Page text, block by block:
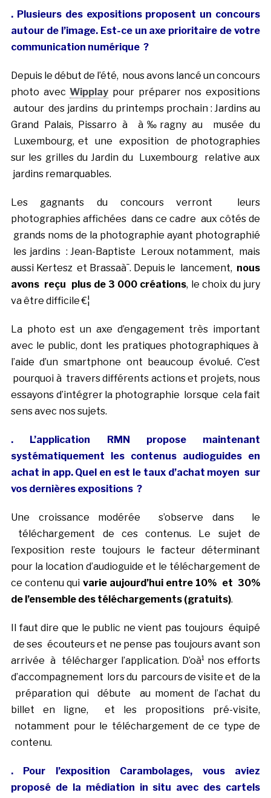
. Plusieurs des expositions proposent un concours
autour de l’image. Est-ce un axe prioritaire de votre
communication numérique ?
Depuis le début de l’été, nous avons lancé un concours
photo avec Wipplay pour préparer nos expositions
autour des jardins du printemps prochain : Jardins au
Grand Palais, Pissarro à à‰ragny au musée du
Luxembourg, et une exposition de photographies
sur les grilles du Jardin du Luxembourg relative aux
jardins remarquables.
Les gagnants du concours verront leurs
photographies affichées dans ce cadre aux côtés de
grands noms de la photographie ayant photographié
les jardins : Jean-Baptiste Leroux notamment, mais
aussi Kertesz et Brassaà¯. Depuis le lancement, nous
avons reçu plus de 3 000 créations, le choix du jury
va être difficile €¦
La photo est un axe d’engagement très important
avec le public, dont les pratiques photographiques à
l’aide d’un smartphone ont beaucoup évolué. C’est
pourquoi à travers différents actions et projets, nous
essayons d’intégrer la photographie lorsque cela fait
sens avec nos sujets.
. L’application RMN propose maintenant
systématiquement les contenus audioguides en
achat in app. Quel en est le taux d’achat moyen sur
vos dernières expositions ?
Une croissance modérée s’observe dans le
téléchargement de ces contenus. Le sujet de
l’exposition reste toujours le facteur déterminant
pour la location d’audioguide et le téléchargement de
ce contenu qui varie aujourd’hui entre 10% et 30%
de l’ensemble des téléchargements (gratuits).
Il faut dire que le public ne vient pas toujours équipé
de ses écouteurs et ne pense pas toujours avant son
arrivée à télécharger l’application. D’oà¹ nos efforts
d’accompagnement lors du parcours de visite et de la
préparation qui débute au moment de l’achat du
billet en ligne, et les propositions pré-visite,
notamment pour le téléchargement de ce type de
contenu.
. Pour l’exposition Carambolages, vous aviez
proposé de la médiation in situ avec des cartels